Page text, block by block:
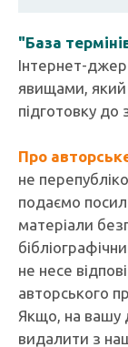
"База
Інтернет-
явищами,
підготовку до
Про
не
подаємо
матеріали
не несе
авторського
Якщо, на вашу
видалити з